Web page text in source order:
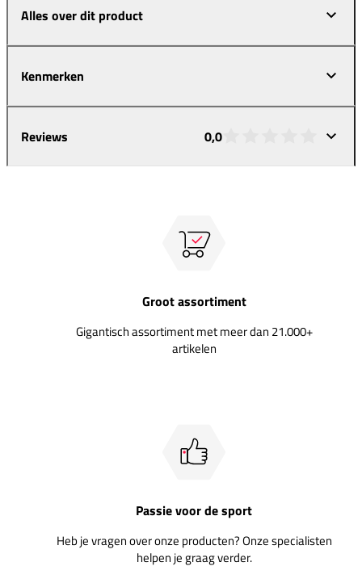
Alles over dit product
Kenmerken
Reviews 0,0
Groot assortiment
Gigantisch assortiment met meer dan 21.000+
artikelen
Passie voor de sport
Heb je vragen over onze producten? Onze specialisten
helpen je graag verder.